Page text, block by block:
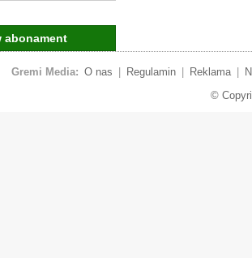
abonament
Gremi Media: O nas Regulamin Reklama
©